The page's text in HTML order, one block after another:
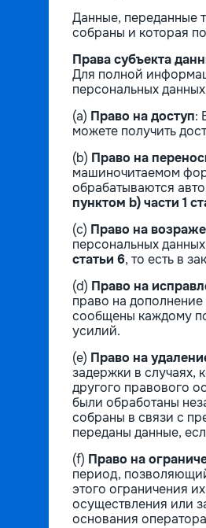
Данные, переданные
собраны и которая
Права субъекта
Для полной
персональных
(a) Право на доступ:
можете получить
(b) Право на
машиночитаемом
обрабатываются
пунктом b) части 1
(c) Право на
персональных
статьи 6, то есть в
(d) Право на
право на
сообщены каждому
усилий.
(e) Право на
задержки в случаях,
другого правового
были обработаны
собраны в связи с
переданы данные,
(f) Право на
период,
этого ограничения
осуществления или
основания